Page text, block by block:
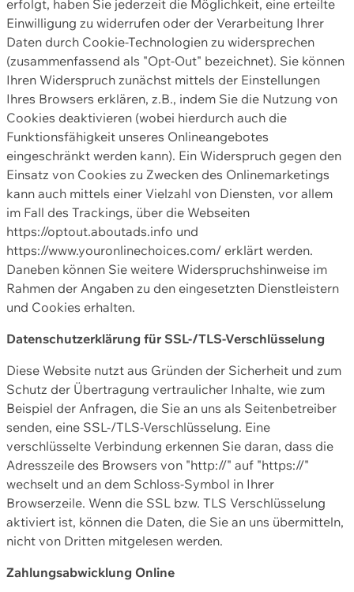
erfolgt, haben Sie jederzeit die Möglichkeit, eine erteilte
Einwilligung zu widerrufen oder der Verarbeitung Ihrer
Daten durch Cookie-Technologien zu widersprechen
(zusammenfassend als "Opt-Out" bezeichnet). Sie können
Ihren Widerspruch zunächst mittels der Einstellungen
Ihres Browsers erklären, z.B., indem Sie die Nutzung von
Cookies deaktivieren (wobei hierdurch auch die
Funktionsfähigkeit unseres Onlineangebotes
eingeschränkt werden kann). Ein Widerspruch gegen den
Einsatz von Cookies zu Zwecken des Onlinemarketings
kann auch mittels einer Vielzahl von Diensten, vor allem
im Fall des Trackings, über die Webseiten
https://optout.aboutads.info und
https://www.youronlinechoices.com/ erklärt werden.
Daneben können Sie weitere Widerspruchshinweise im
Rahmen der Angaben zu den eingesetzten Dienstleistern
und Cookies erhalten.
Datenschutzerklärung für SSL-/TLS-Verschlüsselung
Diese Website nutzt aus Gründen der Sicherheit und zum
Schutz der Übertragung vertraulicher Inhalte, wie zum
Beispiel der Anfragen, die Sie an uns als Seitenbetreiber
senden, eine SSL-/TLS-Verschlüsselung. Eine
verschlüsselte Verbindung erkennen Sie daran, dass die
Adresszeile des Browsers von "http://" auf "https://"
wechselt und an dem Schloss-Symbol in Ihrer
Browserzeile. Wenn die SSL bzw. TLS Verschlüsselung
aktiviert ist, können die Daten, die Sie an uns übermitteln,
nicht von Dritten mitgelesen werden.
Zahlungsabwicklung Online